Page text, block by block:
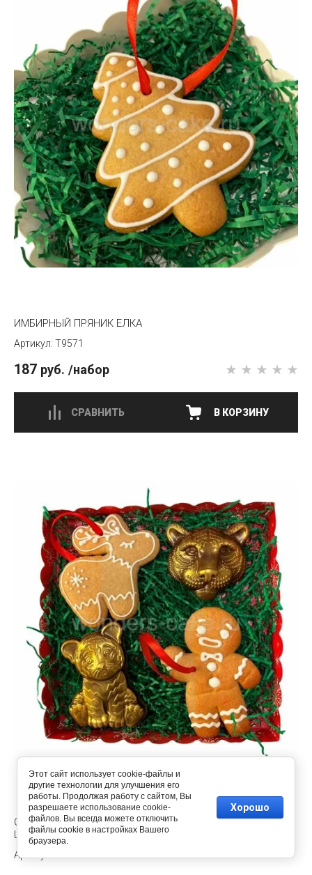
ИМБИРНЫЙ ПРЯНИК ЕЛКА
T9571
187 руб. /набор
СЛАДКИЙ ПОДАРОК ИЗ ИМБИРНЫХ ПРЯНИКОВ И
ШОКОЛАДА НА НОВЫЙ ГОД
Этот сайт использует cookie-файлы и
другие технологии для улучшения его
работы. Продолжая работу с сайтом, Вы
разрешаете использование cookie-
файлов. Вы всегда можете отключить
файлы cookie в настройках Вашего
браузера.
Хорошо